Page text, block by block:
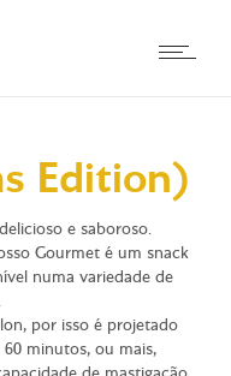
Edition)
e saboroso.
Gourmet é um snack
numa variedade de
por isso é projetado
minutos, ou mais,